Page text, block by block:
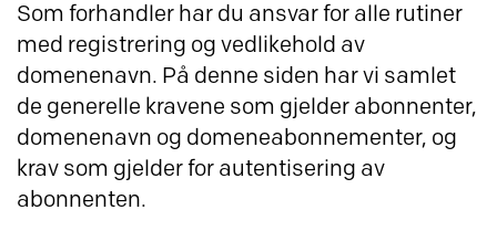
Som forhandler har du ansvar for alle rutiner
med registrering og vedlikehold av
domenenavn. På denne siden har vi samlet
de generelle kravene som gjelder abonnenter,
domenenavn og domeneabonnementer, og
krav som gjelder for autentisering av
abonnenten.